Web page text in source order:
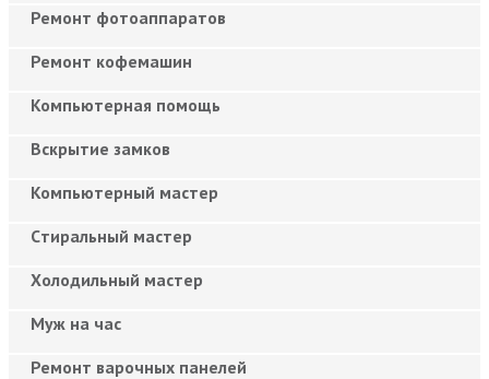
Ремонт фотоаппаратов
Ремонт кофемашин
Компьютерная помощь
Вскрытие замков
Компьютерный мастер
Cтиральный мастер
Холодильный мастер
Муж на час
Ремонт варочных панелей